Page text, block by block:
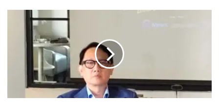
Andalkan
Selat